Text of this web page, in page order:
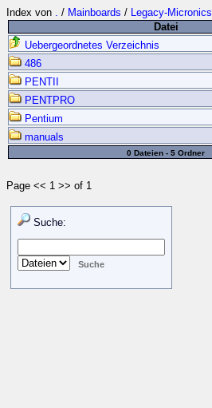
Index von . / Mainboards / Legacy-Micronics
Datei
Uebergeordnetes Verzeichnis
486
PENTII
PENTPRO
Pentium
manuals
0 Dateien - 5 Ordner
Page << 1 >> of 1
Suche: